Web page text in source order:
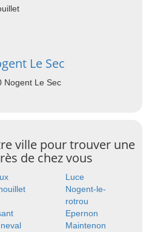
Le Sec
Nogent Le Sec
ville pour trouver une
de chez vous
Luce
Nogent-le-
rotrou
Epernon
Maintenon